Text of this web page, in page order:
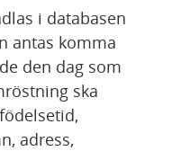
i databasen
antas komma
den dag som
ska
adress,